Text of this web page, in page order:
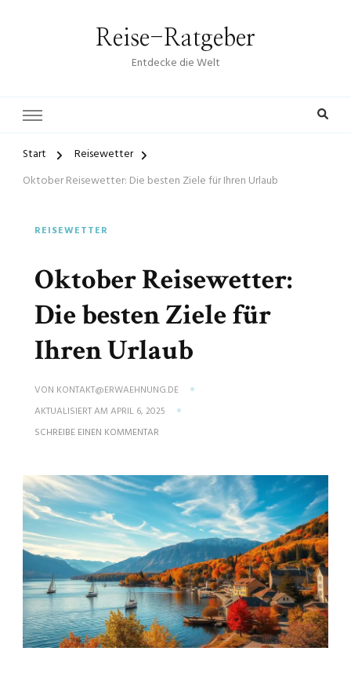
Reise-Ratgeber
Entdecke die Welt
Start
Reisewetter
Oktober Reisewetter: Die besten Ziele für Ihren Urlaub
REISEWETTER
Oktober Reisewetter:
Die besten Ziele für
Ihren Urlaub
VON KONTAKT@ERWAEHNUNG.DE
AKTUALISIERT AM APRIL 6, 2025
SCHREIBE EINEN KOMMENTAR
DIE
BESTEN
ZIELE
FÜR
IHREN
URLAUB